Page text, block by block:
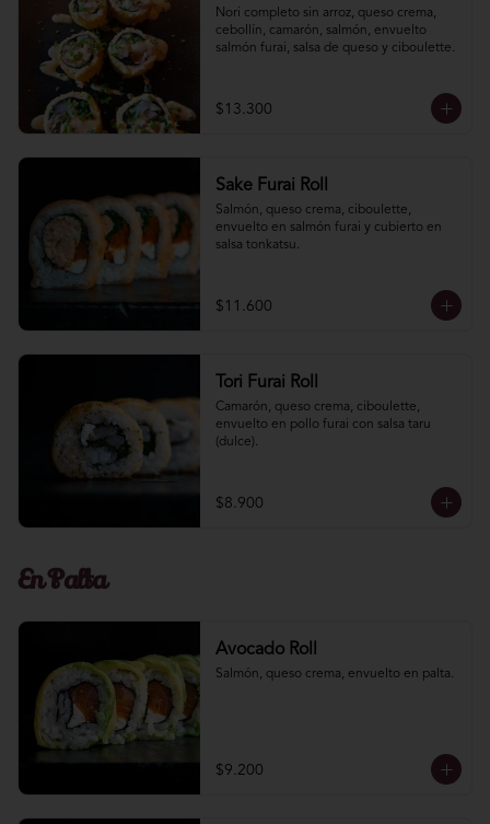
Nori completo sin arroz, queso crema,
cebollín, camarón, salmón, envuelto
salmón furai, salsa de queso y ciboulette.
$13.300
Sake Furai Roll
Salmón, queso crema, ciboulette,
envuelto en salmón furai y cubierto en
salsa tonkatsu.
$11.600
Tori Furai Roll
Camarón, queso crema, ciboulette,
envuelto en pollo furai con salsa taru
(dulce).
$8.900
En Palta
Avocado Roll
Salmón, queso crema, envuelto en palta.
$9.200